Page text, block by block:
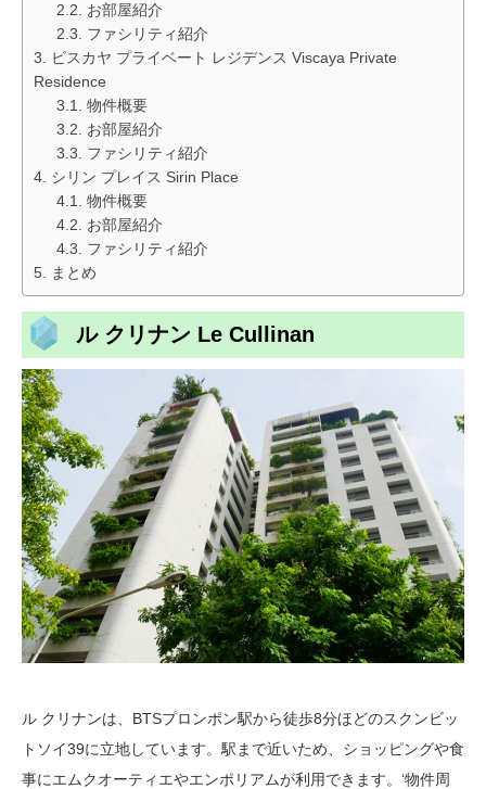
お部屋紹介
ファシリティ紹介
ビスカヤ プライベート レジデンス Viscaya Private
Residence
物件概要
お部屋紹介
ファシリティ紹介
シリン プレイス Sirin Place
物件概要
お部屋紹介
ファシリティ紹介
まとめ
ル クリナン Le Cullinan
ル クリナンは、BTSプロンポン駅から徒歩8分ほどのスクンビッ
トソイ39に立地しています。駅まで近いため、ショッピングや食
事にエムクオーティエやエンポリアムが利用できます。‘物件周